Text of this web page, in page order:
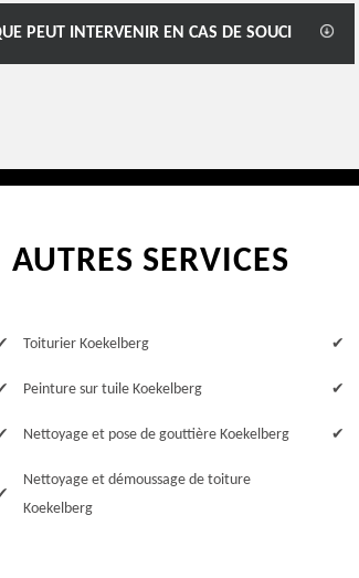
PEUT INTERVENIR EN CAS DE SOUCI
AUTRES SERVICES
Toiturier Koekelberg
Peinture sur tuile Koekelberg
Nettoyage et pose de gouttière Koekelberg
Nettoyage et démoussage de toiture
Koekelberg